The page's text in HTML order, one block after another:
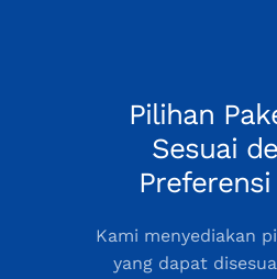
Pilihan
Sesuai
Kami menyediakan
yang dapat